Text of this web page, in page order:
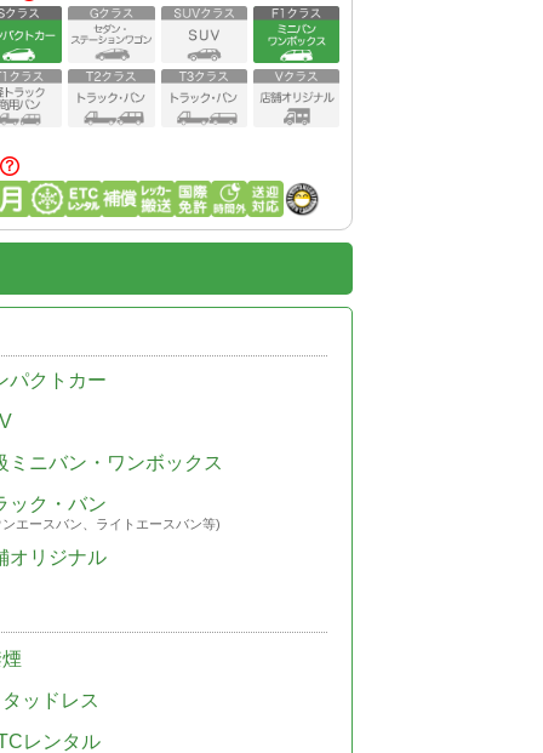
パクトカー
ミニバン・ワンボックス
ック・バン
エースバン、ライトエースバン等)
オリジナル
ッドレス
レンタル